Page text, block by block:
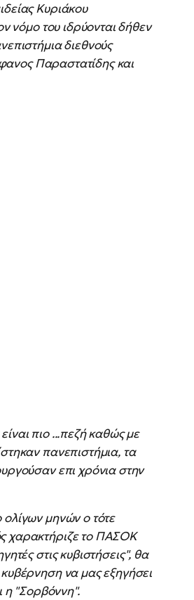
Κυριάκου
νόμο του ιδρύονται δήθεν
διεθνούς
Παραστατίδης και
πιο ...πεζή καθώς με
πανεπιστήμια, τα
επι χρόνια στην
μηνών ο τότε
χαρακτήριζε το ΠΑΣΟΚ
στις κυβιστήσεις", θα
να μας εξηγήσει
η "Σορβόννη".